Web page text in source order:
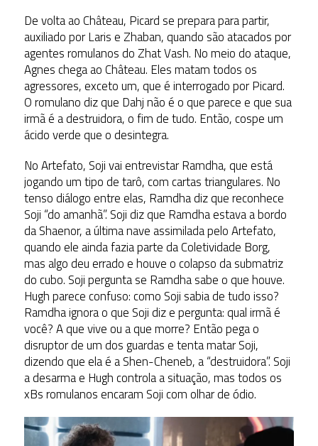
De volta ao Château, Picard se prepara para partir,
auxiliado por Laris e Zhaban, quando são atacados por
agentes romulanos do Zhat Vash. No meio do ataque,
Agnes chega ao Château. Eles matam todos os
agressores, exceto um, que é interrogado por Picard.
O romulano diz que Dahj não é o que parece e que sua
irmã é a destruidora, o fim de tudo. Então, cospe um
ácido verde que o desintegra.
No Artefato, Soji vai entrevistar Ramdha, que está
jogando um tipo de tarô, com cartas triangulares. No
tenso diálogo entre elas, Ramdha diz que reconhece
Soji “do amanhã”. Soji diz que Ramdha estava a bordo
da Shaenor, a última nave assimilada pelo Artefato,
quando ele ainda fazia parte da Coletividade Borg,
mas algo deu errado e houve o colapso da submatriz
do cubo. Soji pergunta se Ramdha sabe o que houve.
Hugh parece confuso: como Soji sabia de tudo isso?
Ramdha ignora o que Soji diz e pergunta: qual irmã é
você? A que vive ou a que morre? Então pega o
disruptor de um dos guardas e tenta matar Soji,
dizendo que ela é a Shen-Cheneb, a “destruidora”. Soji
a desarma e Hugh controla a situação, mas todos os
xBs romulanos encaram Soji com olhar de ódio.